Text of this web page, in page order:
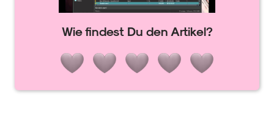
Wie findest Du den Artikel?